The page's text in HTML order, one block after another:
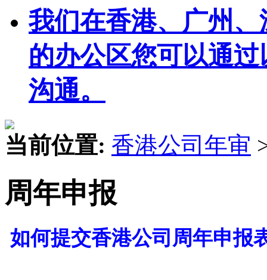
我们在香港、广州
的办公区您可以通
沟通。
当前位置: 香港公司年审
周年申报
如何提交香港公司周年申报